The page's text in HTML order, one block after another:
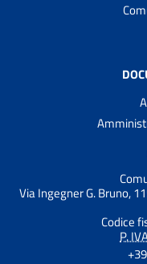
Via Ingegner G. Bruno,
Codice
P.